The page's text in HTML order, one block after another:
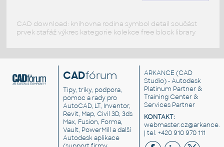
CAD download: knihovna rodina symbol detail součást
prvek stafáž výkres kategorie kolekce free block library
CADfórum
Tipy, triky, podpora,
pomoc a rady pro
AutoCAD, LT, Inventor,
Revit, Map, Civil 3D, 3ds
Max, Fusion, Forma,
Vault, PowerMill a další
Autodesk aplikace
ARKANCE (CAD
Studio) - Autodesk
Platinum Partner &
Training Center &
Services Partner
KONTAKT:
| tel. +420 910 970 111